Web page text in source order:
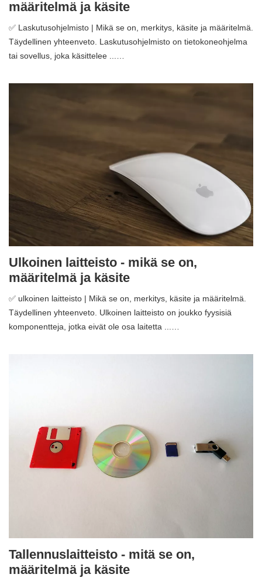
määritelmä ja käsite
✅ Laskutusohjelmisto | Mikä se on, merkitys, käsite ja määritelmä.
Täydellinen yhteenveto. Laskutusohjelmisto on tietokoneohjelma
tai sovellus, joka käsittelee ...…
Ulkoinen laitteisto - mikä se on,
määritelmä ja käsite
✅ ulkoinen laitteisto | Mikä se on, merkitys, käsite ja määritelmä.
Täydellinen yhteenveto. Ulkoinen laitteisto on joukko fyysisiä
komponentteja, jotka eivät ole osa laitetta ...…
Tallennuslaitteisto - mitä se on,
määritelmä ja käsite